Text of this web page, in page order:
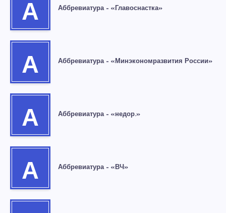
А Аббревиатура – «Главоснастка»
А Аббревиатура – «Минэкономразвития России»
А Аббревиатура – «недор.»
А Аббревиатура – «ВЧ»